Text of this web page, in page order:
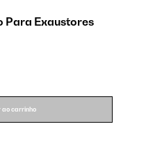
Para Exaustores
ao carrinho